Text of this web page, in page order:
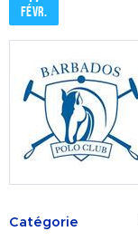
févr.
Catégorie